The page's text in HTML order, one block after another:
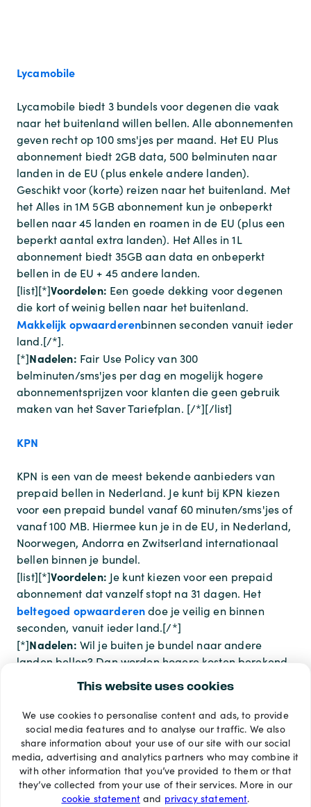
This website uses cookies
We use cookies to personalise content and ads, to provide
social media features and to analyse our traffic. We also
share information about your use of our site with our social
media, advertising and analytics partners who may combine it
with other information that you’ve provided to them or that
they’ve collected from your use of their services. More in our
cookie statementand privacy statement.
Lycamobile
Lycamobile biedt 3 bundels voor degenen die vaak
naar het buitenland willen bellen. Alle abonnementen
geven recht op 100 sms'jes per maand. Het EU Plus
abonnement biedt 2GB data, 500 belminuten naar
landen in de EU (plus enkele andere landen).
Geschikt voor (korte) reizen naar het buitenland. Met
het Alles in 1M 5GB abonnement kun je onbeperkt
bellen naar 45 landen en roamen in de EU (plus een
beperkt aantal extra landen). Het Alles in 1L
abonnement biedt 35GB aan data en onbeperkt
bellen in de EU + 45 andere landen.
[list][*]Voordelen: Een goede dekking voor degenen
die kort of weinig bellen naar het buitenland.
Makkelijk opwaarderenbinnen seconden vanuit ieder
land.[/*].
[*]Nadelen: Fair Use Policy van 300
belminuten/sms'jes per dag en mogelijk hogere
abonnementsprijzen voor klanten die geen gebruik
maken van het Saver Tariefplan. [/*][/list]
KPN
KPN is een van de meest bekende aanbieders van
prepaid bellen in Nederland. Je kunt bij KPN kiezen
voor een prepaid bundel vanaf 60 minuten/sms'jes of
vanaf 100 MB. Hiermee kun je in de EU, in Nederland,
Noorwegen, Andorra en Zwitserland internationaal
bellen binnen je bundel.
[list][*]Voordelen: Je kunt kiezen voor een prepaid
abonnement dat vanzelf stopt na 31 dagen. Het
beltegoed opwaarderendoe je veilig en binnen
seconden, vanuit ieder land.[/*]
[*]Nadelen: Wil je buiten je bundel naar andere
landen bellen? Dan worden hogere kosten berekend
bovenop je bundel. [/*][/list]
Betaalmethoden